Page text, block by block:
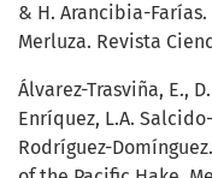
& H. Arancibia-
Merluza. Revista
Álvarez-Trasviña, E.,
Enríquez, L.A.
Rodríguez-